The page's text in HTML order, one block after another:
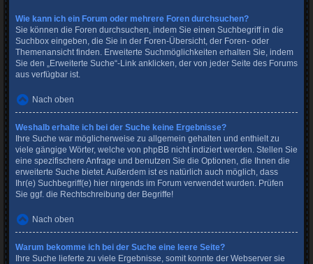
Wie kann ich ein Forum oder mehrere Foren durchsuchen?
Sie können die Foren durchsuchen, indem Sie einen Suchbegriff in die
Suchbox eingeben, die Sie in der Foren-Übersicht, der Foren- oder
Themenansicht finden. Erweiterte Suchmöglichkeiten erhalten Sie, indem
Sie den „Erweiterte Suche“-Link anklicken, der von jeder Seite des Forums
aus verfügbar ist.
Nach oben
Weshalb erhalte ich bei der Suche keine Ergebnisse?
Ihre Suche war möglicherweise zu allgemein gehalten und enthielt zu
viele gängige Wörter, welche von phpBB nicht indiziert werden. Stellen Sie
eine spezifischere Anfrage und benutzen Sie die Optionen, die Ihnen die
erweiterte Suche bietet. Außerdem ist es natürlich auch möglich, dass
Ihr(e) Suchbegriff(e) hier nirgends im Forum verwendet wurden. Prüfen
Sie ggf. die Rechtschreibung der Begriffe!
Nach oben
Warum bekomme ich bei der Suche eine leere Seite?
Ihre Suche lieferte zu viele Ergebnisse, somit konnte der Webserver sie